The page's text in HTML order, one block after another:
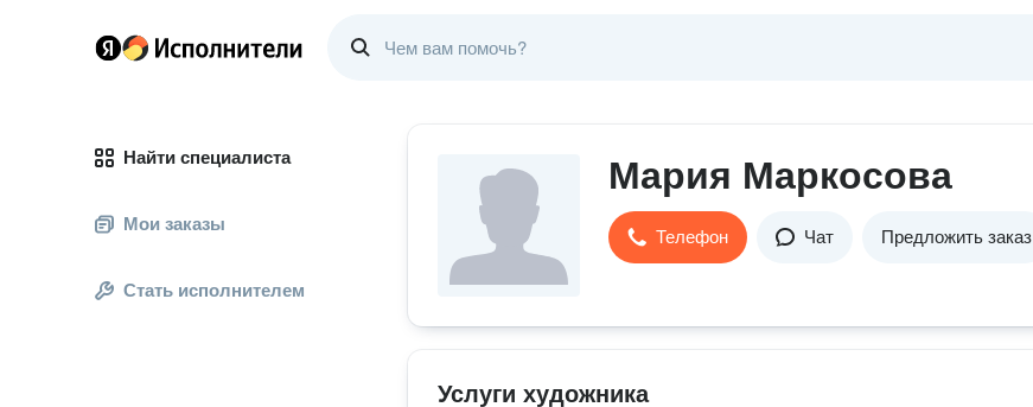
Найти специалиста
Мои заказы
Стать исполнителем
Мария Маркосова
Телефон Чат Предложить заказ
Услуги художника